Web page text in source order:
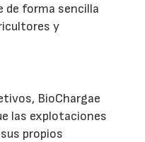
de forma sencilla
y
BioChargae
las explotaciones
propios